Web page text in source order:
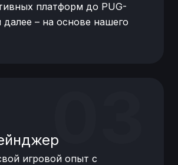
платформ до PUG-
далее – на основе нашего
03
игровой опыт с